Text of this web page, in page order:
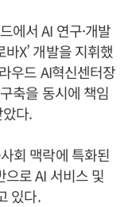
에서 AI 연구·개발
X’ 개발을 지휘했
우드 AI혁신센터장
축을 동시에 책임
았다.
회 맥락에 특화된
로 AI 서비스 및
있다.